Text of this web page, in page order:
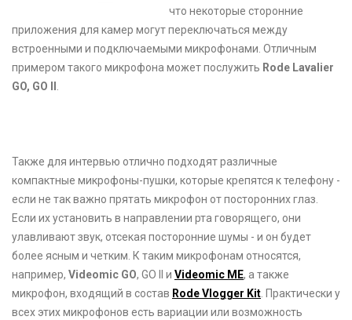
что некоторые сторонние
приложения для камер могут переключаться между
встроенными и подключаемыми микрофонами. Отличным
примером такого микрофона может послужить Rode Lavalier
GO, GO II .
Также для интервью отлично подходят различные
компактные микрофоны-пушки, которые крепятся к телефону -
если не так важно прятать микрофон от посторонних глаз.
Если их установить в направлении рта говорящего, они
улавливают звук, отсекая посторонние шумы - и он будет
более ясным и четким. К таким микрофонам относятся,
например, Videomic GO, GO II и Videomic ME, а также
микрофон, входящий в состав Rode Vlogger Kit. Практически у
всех этих микрофонов есть вариации или возможность